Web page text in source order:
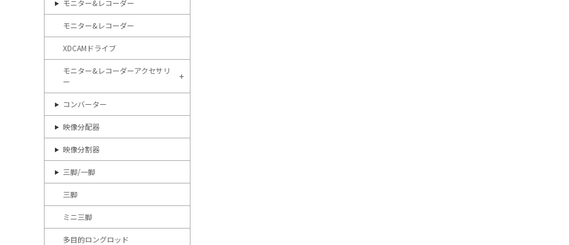
モニター&レコーダー
モニター&レコーダー
XDCAMドライブ
モニター&レコーダーアクセサリ
ー
コンバーター
映像分配器
映像分割器
三脚/一脚
三脚
ミニ三脚
多目的ロングロッド